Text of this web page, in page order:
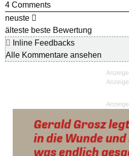
4 Comments
neuste
älteste beste Bewertung
Inline Feedbacks
Alle Kommentare ansehen
Anzeige